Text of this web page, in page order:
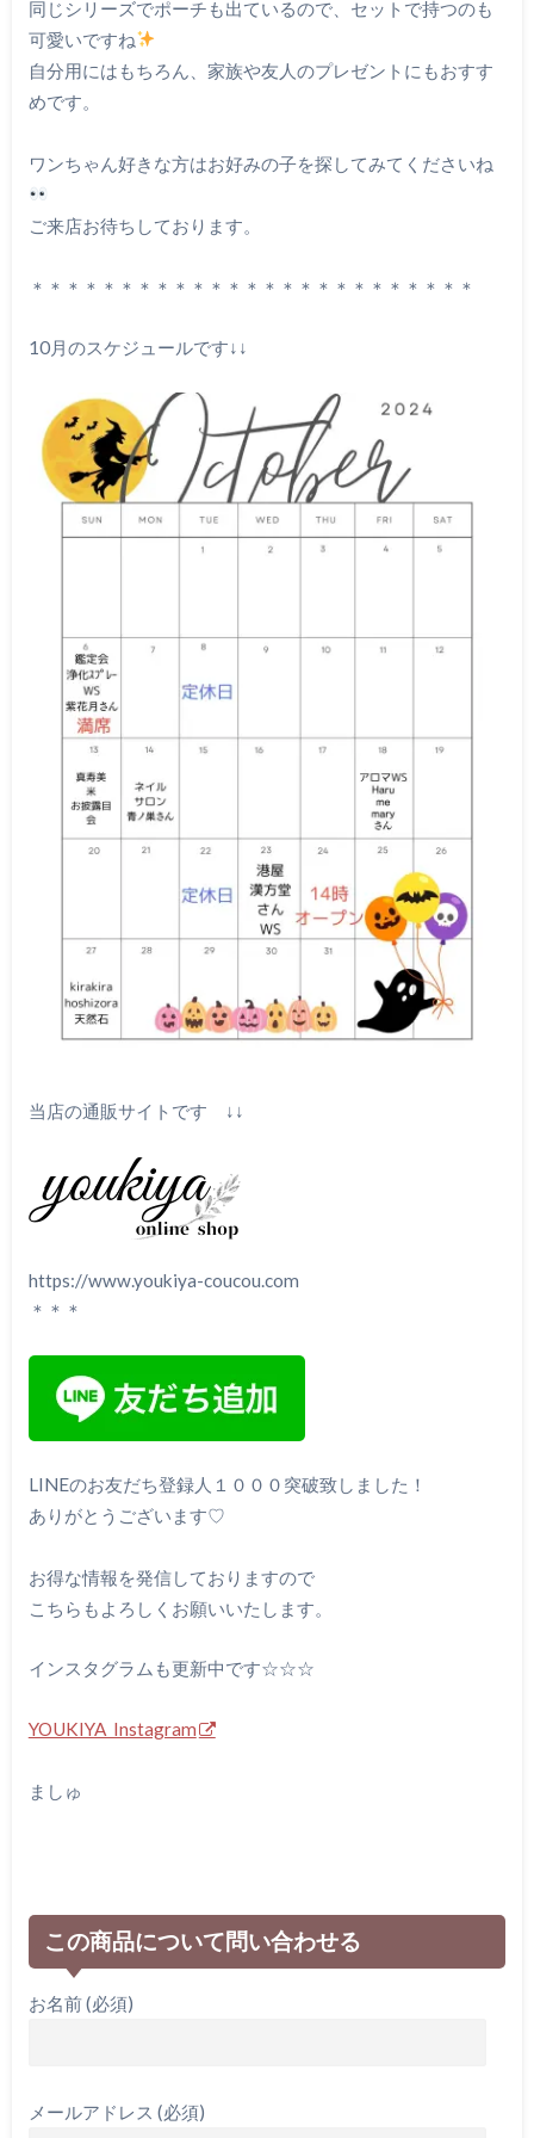
同じシリーズでポーチも出ているので、セットで持つのも
可愛いですね
自分用にはもちろん、家族や友人のプレゼントにもおすす
めです。
ワンちゃん好きな方はお好みの子を探してみてくださいね
ご来店お待ちしております。
＊＊＊＊＊＊＊＊＊＊＊＊＊＊＊＊＊＊＊＊＊＊＊＊＊
10月のスケジュールです↓↓
当店の通販サイトです ↓↓
https://www.youkiya-coucou.com
＊＊＊
LINEのお友だち登録人１０００突破致しました！
ありがとうございます♡
お得な情報を発信しておりますので
こちらもよろしくお願いいたします。
インスタグラムも更新中です☆☆☆
YOUKIYA Instagram
ましゅ
この商品について問い合わせる
お名前 (必須)
メールアドレス (必須)